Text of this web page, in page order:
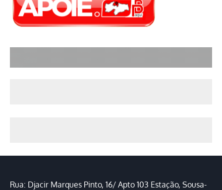
Rua: Djacir Marques Pinto, 16/ Apto 103 Estação, Sousa-